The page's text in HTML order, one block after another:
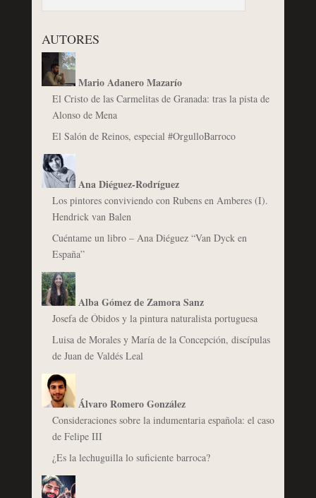
AUTORES
Mario Adanero Mazarío
El Cristo de las Carmelitas de Granada: tras la pista de
Alonso de Mena
El Salón de Reinos, especial #OrgulloBarroco
Ana Diéguez-Rodríguez
Los pintores conviviendo con Rubens en Amberes (I).
Hendrick van Balen
Cuéntame un libro – Ana Diéguez “Van Dyck en
España”
Alba Gómez de Zamora Sanz
Josefa de Óbidos y la pintura naturalista portuguesa
Luisa de Morales y María de la Concepción, discípulas
de Juan de Valdés Leal
Álvaro Romero González
Consideraciones sobre la indumentaria española: el caso
de Felipe III
¿Es la lechuguilla lo suficiente barroca?